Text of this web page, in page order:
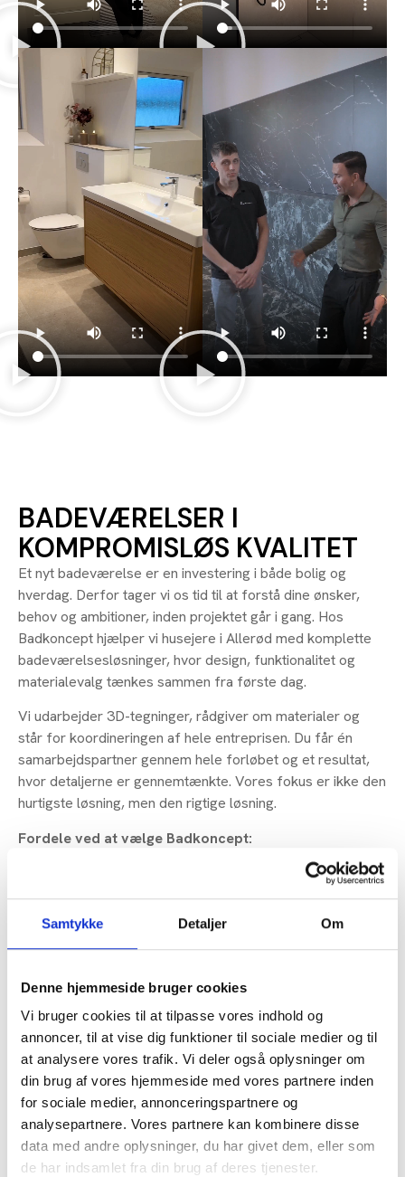
Samtykke Detaljer Om
Denne hjemmeside bruger cookies
Vi bruger cookies til at tilpasse vores indhold og
annoncer, til at vise dig funktioner til sociale medier og til
at analysere vores trafik. Vi deler også oplysninger om
din brug af vores hjemmeside med vores partnere inden
for sociale medier, annonceringspartnere og
analysepartnere. Vores partnere kan kombinere disse
data med andre oplysninger, du har givet dem, eller som
de har indsamlet fra din brug af deres tjenester.
BADEVÆRELSER I
KOMPROMISLØS KVALITET
Et nyt badeværelse er en investering i både bolig og
hverdag. Derfor tager vi os tid til at forstå dine ønsker,
behov og ambitioner, inden projektet går i gang. Hos
Badkoncept hjælper vi husejere i Allerød med komplette
badeværelsesløsninger, hvor design, funktionalitet og
materialevalg tænkes sammen fra første dag.
Vi udarbejder 3D-tegninger, rådgiver om materialer og
står for koordineringen af hele entreprisen. Du får én
samarbejdspartner gennem hele forløbet og et resultat,
hvor detaljerne er gennemtænkte. Vores fokus er ikke den
hurtigste løsning, men den rigtige løsning.
Fordele ved at vælge Badkoncept:
3D-tegning inkluderet
Eksklusive materialer og løsninger
Gratis badevogn under renovering
Indhent tilbud